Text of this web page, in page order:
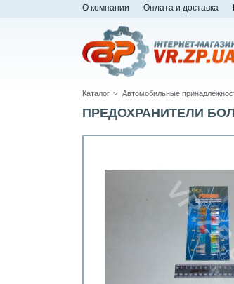
О компании Оплата и доставка
Каталог Автомобильные
ПРЕДОХРАНИТЕЛИ